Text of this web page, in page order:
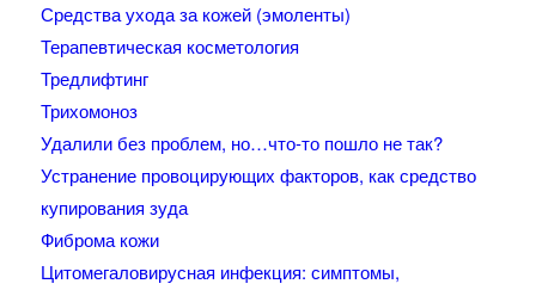
Средства ухода за кожей (эмоленты)
Терапевтическая косметология
Тредлифтинг
Трихомоноз
Удалили без проблем, но…что-то пошло не так?
Устранение провоцирующих факторов, как средство
купирования зуда
Фиброма кожи
Цитомегаловирусная инфекция: симптомы,